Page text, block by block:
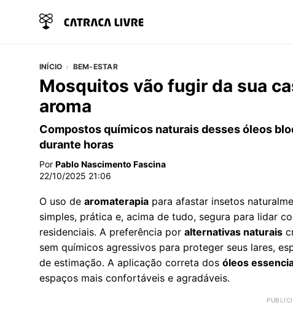
INÍCIO BEM-ESTAR
Mosquitos vão fugir da sua
aroma
Compostos químicos naturais desses óleos
durante horas
Por Pablo Nascimento Fascina
22/10/2025 21:06
O uso de aromaterapia para afastar insetos
simples, prática e, acima de tudo, segura para lidar
residenciais. A preferência por alternativas naturais
sem químicos agressivos para proteger seus lares,
de estimação. A aplicação correta dos óleos
espaços mais confortáveis e agradáveis.